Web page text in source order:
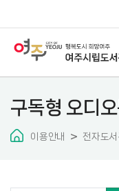
구독형 오디
이용안내 전자도